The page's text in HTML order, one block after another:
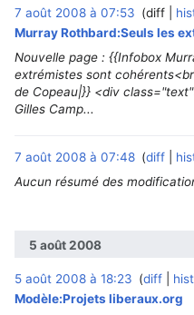
7 août 2008 à 07:53 diff
Murray Rothbard:Seuls les
Nouvelle page : {{Infobox
extrémistes sont
de Copeau|}} <div
Gilles Camp...
7 août 2008 à 07:48 diff
Aucun résumé des
5 août 2008
5 août 2008 à 18:23 diff hist
Modèle:Projets liberaux.org